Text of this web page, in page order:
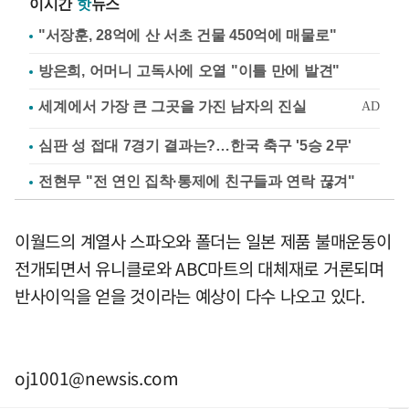
이시간 핫뉴스
"서장훈, 28억에 산 서초 건물 450억에 매물로"
방은희, 어머니 고독사에 오열 "이틀 만에 발견"
심판 성 접대 7경기 결과는?…한국 축구 '5승 2무'
전현무 "전 연인 집착·통제에 친구들과 연락 끊겨"
이월드의 계열사 스파오와 폴더는 일본 제품 불매운동이
전개되면서 유니클로와 ABC마트의 대체재로 거론되며
반사이익을 얻을 것이라는 예상이 다수 나오고 있다.
oj1001@newsis.com